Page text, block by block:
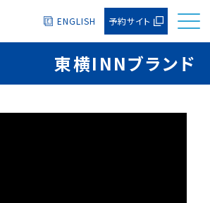
ENGLISH 予約サイト
東横INNブランド